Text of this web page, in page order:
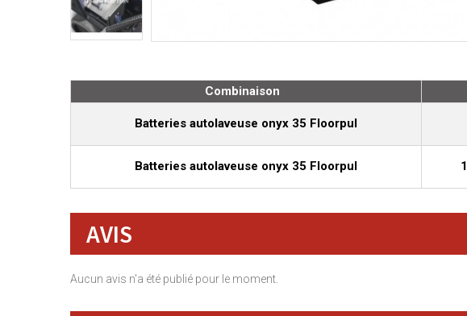
Combinaison
Batteries autolaveuse onyx 35 Floorpul
Batteries autolaveuse onyx 35 Floorpul
AVIS
Aucun avis n'a été publié pour le moment.